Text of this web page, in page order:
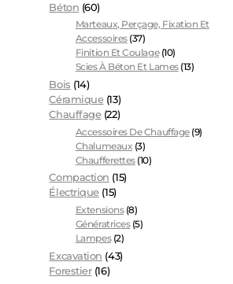
Béton (60)
Marteaux, Perçage, Fixation Et
Accessoires (37)
Finition Et Coulage (10)
Scies À Béton Et Lames (13)
Bois (14)
Céramique (13)
Chauffage (22)
Accessoires De Chauffage (9)
Chalumeaux (3)
Chaufferettes (10)
Compaction (15)
Électrique (15)
Extensions (8)
Génératrices (5)
Lampes (2)
Excavation (43)
Forestier (16)